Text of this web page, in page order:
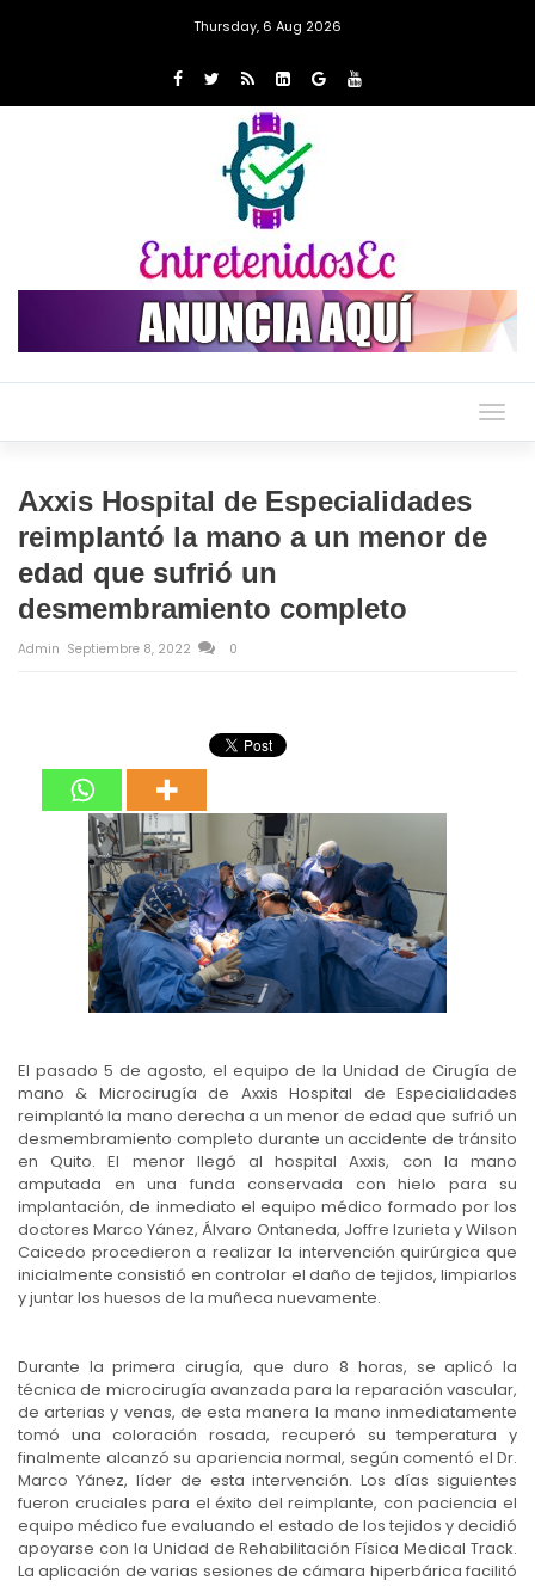
Thursday, 6 Aug 2026
Axxis Hospital de Especialidades
reimplantó la mano a un menor de
edad que sufrió un
desmembramiento completo
Admin Septiembre 8, 2022 0
El pasado 5 de agosto, el equipo de la Unidad de Cirugía de
mano & Microcirugía de Axxis Hospital de Especialidades
reimplantó la mano derecha a un menor de edad que sufrió un
desmembramiento completo durante un accidente de tránsito
en Quito. El menor llegó al hospital Axxis, con la mano
amputada en una funda conservada con hielo para su
implantación, de inmediato el equipo médico formado por los
doctores Marco Yánez, Álvaro Ontaneda, Joffre Izurieta y Wilson
Caicedo procedieron a realizar la intervención quirúrgica que
inicialmente consistió en controlar el daño de tejidos, limpiarlos
y juntar los huesos de la muñeca nuevamente.
Durante la primera cirugía, que duro 8 horas, se aplicó la
técnica de microcirugía avanzada para la reparación vascular,
de arterias y venas, de esta manera la mano inmediatamente
tomó una coloración rosada, recuperó su temperatura y
finalmente alcanzó su apariencia normal, según comentó el Dr.
Marco Yánez, líder de esta intervención. Los días siguientes
fueron cruciales para el éxito del reimplante, con paciencia el
equipo médico fue evaluando el estado de los tejidos y decidió
apoyarse con la Unidad de Rehabilitación Física Medical Track.
La aplicación de varias sesiones de cámara hiperbárica facilitó